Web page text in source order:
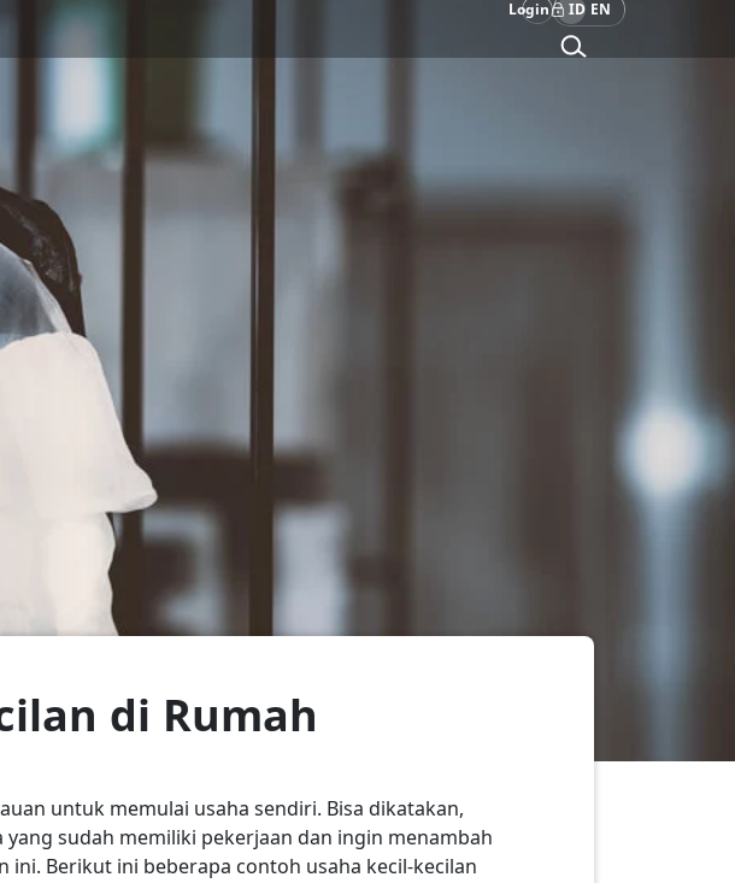
Login ID EN
di Rumah
untuk memulai usaha sendiri. Bisa dikatakan,
sudah memiliki pekerjaan dan ingin menambah
Berikut ini beberapa contoh usaha kecil-kecilan